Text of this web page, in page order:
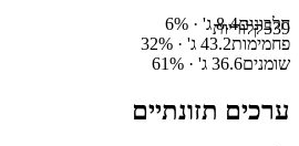
539קלוריותחלבונים8.4ג' · 6%
פחמימות43.2 ג' · 32%
שומנים36.6 ג' · 61%
ערכים תזונתיים